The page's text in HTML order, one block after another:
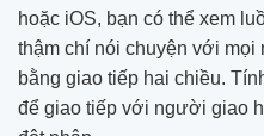
hoặc iOS, bạn có thể xem
thậm chí nói chuyện với
bằng giao tiếp hai chiều.
để giao tiếp với người giao